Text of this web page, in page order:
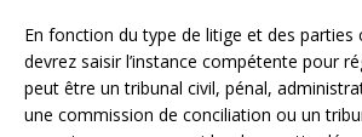
En fonction du type de litige et des parties
devrez saisir l’instance compétente pour
peut être un tribunal civil, pénal,
une commission de conciliation ou un